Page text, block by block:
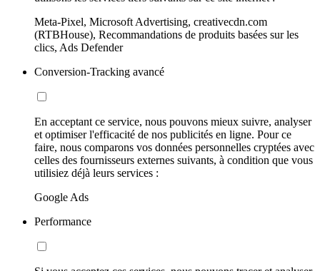
Meta-Pixel, Microsoft Advertising, creativecdn.com
(RTBHouse), Recommandations de produits basées sur les
clics, Ads Defender
Conversion-Tracking avancé
En acceptant ce service, nous pouvons mieux suivre, analyser
et optimiser l'efficacité de nos publicités en ligne. Pour ce
faire, nous comparons vos données personnelles cryptées avec
celles des fournisseurs externes suivants, à condition que vous
utilisiez déjà leurs services :
Google Ads
Performance